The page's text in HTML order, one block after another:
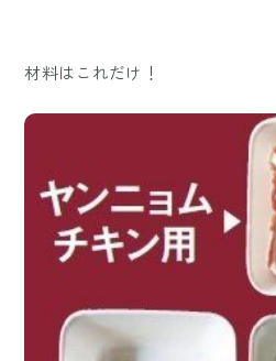
材料はこれだけ！